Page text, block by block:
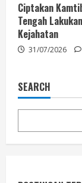
Ciptakan
Tengah
Kejahatan
31/07/2026
SEARCH